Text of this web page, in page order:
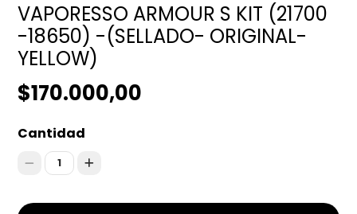
VAPORESSO ARMOUR S KIT (21700
-18650) -(SELLADO- ORIGINAL-
YELLOW)
$170.000,00
Cantidad
1